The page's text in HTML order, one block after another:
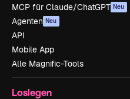
MCP für Claude/ChatGPT Neu
Agenten Neu
API
Mobile App
Alle Magnific-Tools
Loslegen